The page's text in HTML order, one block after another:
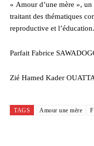
« Amour d’une mère »,
traitant des thématiques
reproductive et l’éducation.
Parfait Fabrice
Zié Hamed Kader
TAGS Amour une mère